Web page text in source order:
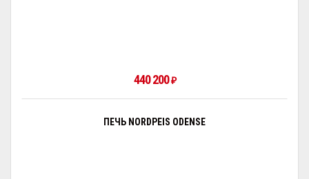
440 200₽
ПЕЧЬ NORDPEIS ODENSE